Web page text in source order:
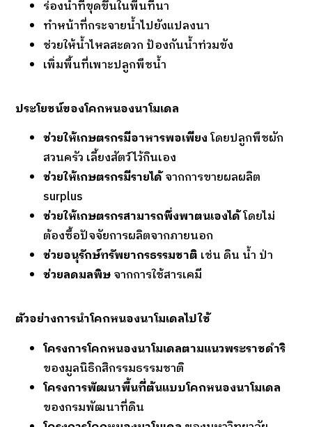
ร่องน้ำที่ขุดขึ้นในพื้นที่นา
ทำหน้าที่กระจายน้ำไปยังแปลงนา
ช่วยให้น้ำไหลสะดวก ป้องกันน้ำท่วมขัง
เพิ่มพื้นที่เพาะปลูกพืชน้ำ
ประโยชน์ของโคกหนองนาโมเดล
ช่วยให้เกษตรกรมีอาหารพอเพียงโดยปลูกพืชผัก
สวนครัว เลี้ยงสัตว์ไว้กินเอง
ช่วยให้เกษตรกรมีรายได้จากการขายผลผลิต
surplus
ช่วยให้เกษตรกรสามารถพึ่งพาตนเองได้โดยไม่
ต้องซื้อปัจจัยการผลิตจากภายนอก
ช่วยอนุรักษ์ทรัพยากรธรรมชาติ เช่น ดิน น้ำ ป่า
ช่วยลดมลพิษจากการใช้สารเคมี
ตัวอย่างการนำโคกหนองนาโมเดลไปใช้
โครงการโคกหนองนาโมเดลตามแนวพระราชดำริ
ของมูลนิธิกสิกรรมธรรมชาติ
โครงการพัฒนาพื้นที่ต้นแบบโคกหนองนาโมเดล
ของกรมพัฒนาที่ดิน